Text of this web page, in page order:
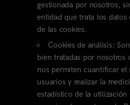
gestionada por nosotros,
entidad que trata los datos
de las cookies.
Cookies de análisis:
bien tratadas por nosotros
nos permiten cuantificar el
usuarios y realizar la
estadístico de la utilización